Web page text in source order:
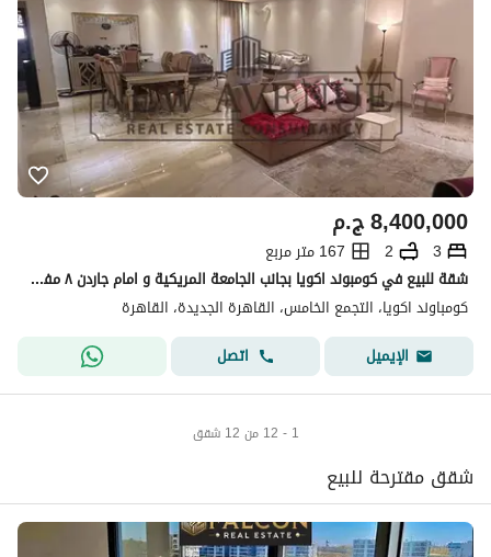
ج.م8,400,000
3
2
167 متر مربع
شقة للبيع في كومبوند اكويا بجانب الجامعة المريكية و امام جاردن ٨ مفروشة بالكامل واقل من سعر السوق بموقع مميز
كومباوند اكويا، التجمع الخامس، القاهرة الجديدة، القاهرة
الإيميل
اتصل
1 - 12 من 12 شقق
شقق مقترحة للبيع